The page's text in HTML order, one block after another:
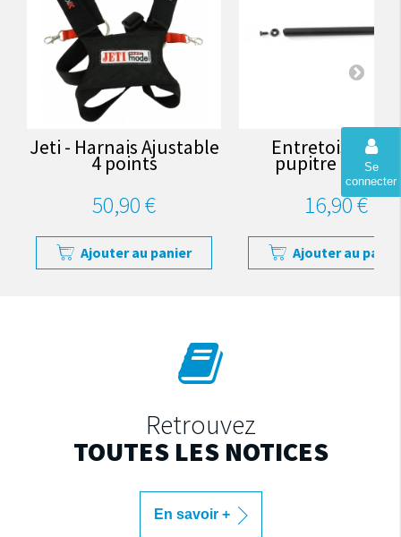
Se
connecter
Jeti - Harnais Ajustable
4 points
50,90 €
Ajouter au panier
Entretoise pour
pupitre Jeti DC
16,90 €
Ajouter au
Retrouvez
TOUTES LES NOTICES
En savoir +